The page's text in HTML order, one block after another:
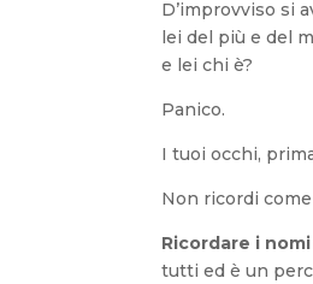
D’improvviso si
lei del più e del
e lei chi è?
Panico.
I tuoi occhi,
Non ricordi
Ricordare i
tutti ed è un